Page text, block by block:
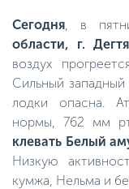
Сегодня, в
области, г.
воздух
Сильный
лодки опасна.
нормы, 762 мм
клевать Белый
Низкую
кумжа, Нельма и